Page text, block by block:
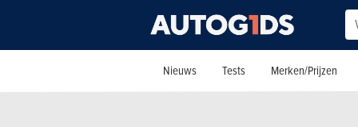
Nieuws Tests Merken/Prijzen